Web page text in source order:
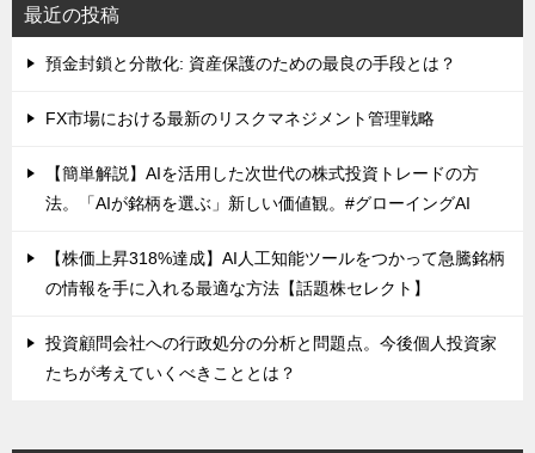
最近の投稿
預金封鎖と分散化: 資産保護のための最良の手段とは？
FX市場における最新のリスクマネジメント管理戦略
【簡単解説】AIを活用した次世代の株式投資トレードの方
法。「AIが銘柄を選ぶ」新しい価値観。#グローイングAI
【株価上昇318%達成】AI人工知能ツールをつかって急騰銘柄
の情報を手に入れる最適な方法【話題株セレクト】
投資顧問会社への行政処分の分析と問題点。今後個人投資家
たちが考えていくべきこととは？